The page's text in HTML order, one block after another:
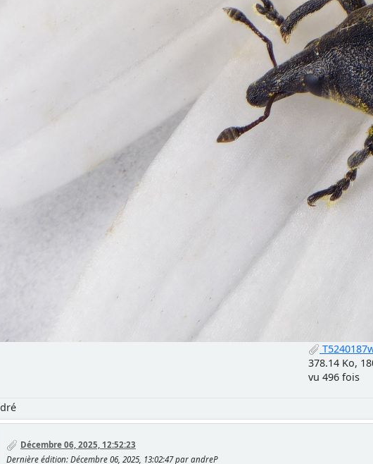
378.14 Ko,
vu 496 fois
Décembre 06, 2025, 12:52:23
Dernière édition: Décembre 06, 2025, 13:02:47 par andreP